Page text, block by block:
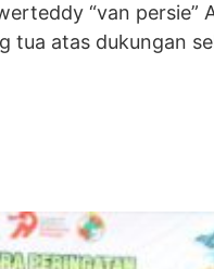
“van
tua atas dukungan